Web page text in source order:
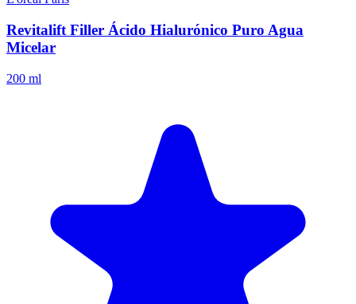
Revitalift Filler Ácido Hialurónico Puro Agua
Micelar
200 ml